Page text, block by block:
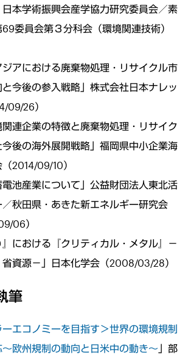
本学術振興会産学協力研究委員会／素
委員会第３分科会（環境関連技術）
ジアにおける廃棄物処理・リサイクル市
今後の参入戦略」株式会社日本ナレッ
09/26）
関連企業の特徴と廃棄物処理・リサイク
後の海外展開戦略」福岡県中小企業海
2014/09/10）
電池産業について」公益財団法人東北活
秋田県・あきた新エネルギー研究会
06）
』における『クリティカル・メタル』－
資源－」日本化学会（2008/03/28）
筆
エコノミーを目指す＞世界の環境規制
欧州規制の動向と日米中の動き～ 」部